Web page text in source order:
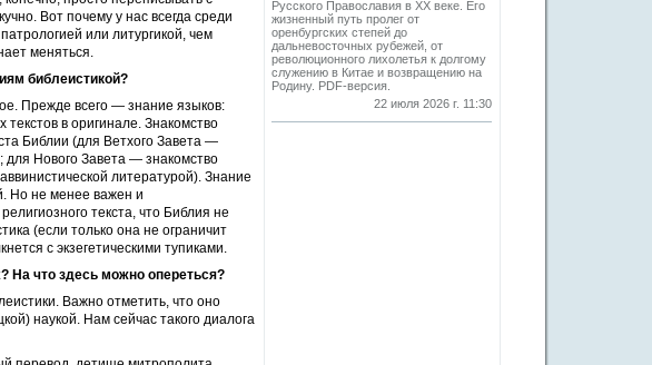
Вот почему у нас всегда среди
или литургикой, чем
меняться.
библеистикой?
Прежде всего — знание языков:
текстов в оригинале. Знакомство
Библии (для Ветхого Завета —
для Нового Завета — знакомство
литературой). Знание
Но не менее важен и
текста, что Библия не
(если только она не ограничит
с экзегетическими тупиками.
На что здесь можно опереться?
Важно отметить, что оно
наукой. Нам сейчас такого диалога
Русского Православия в XX веке. Его
жизненный путь пролег от
оренбургских степей до
дальневосточных рубежей, от
революционного лихолетья к долгому
служению в Китае и возвращению на
Родину. PDF-версия.
22 июля 2026 г. 11:30